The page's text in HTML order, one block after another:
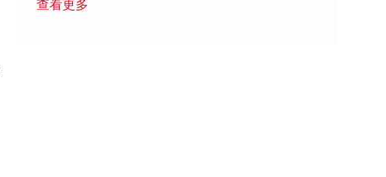
查看更多